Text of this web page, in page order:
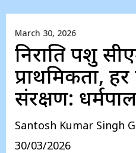
March 30, 2026
निराश्रित पशु
प्राथमिकता,
संरक्षण:
Santosh Kumar Singh
30/03/2026